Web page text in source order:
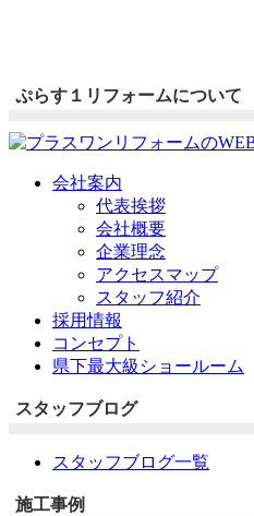
ぷらす１リフォームについて
会社案内
代表挨拶
会社概要
企業理念
アクセスマップ
スタッフ紹介
採用情報
コンセプト
県下最大級ショールーム
スタッフブログ
スタッフブログ一覧
施工事例